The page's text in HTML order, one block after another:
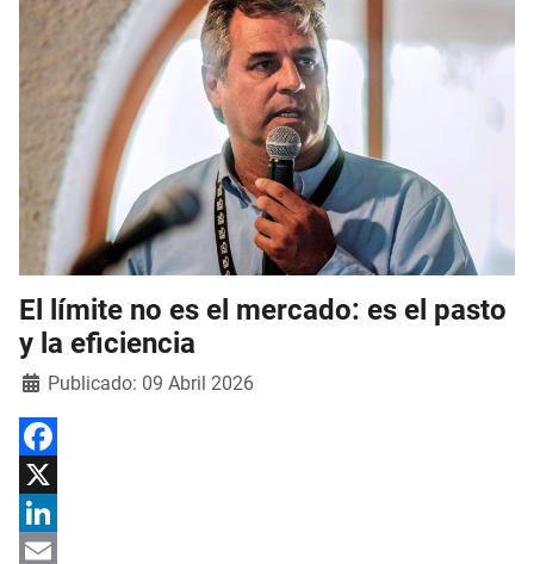
El límite no es el mercado: es el pasto
y la eficiencia
DetallesPublicado: 09 Abril 2026
Facebook
X
LinkedIn